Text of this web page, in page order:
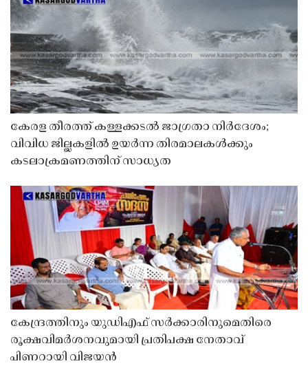
കേരള തീരത്ത് കള്ളക്കടൽ ജാഗ്രതാ നിർദേശം;
വിവിധ ജില്ലകളിൽ ഉയർന്ന തിരമാലകൾക്കും
കടലാക്രമണത്തിന് സാധ്യത
കേന്ദ്രത്തിനും യുഡിഎഫ് സർക്കാരിനുമെതിരെ
രൂക്ഷവിമർശനവുമായി പ്രതിപക്ഷ നേതാവ്
പിണറായി വിജയൻ